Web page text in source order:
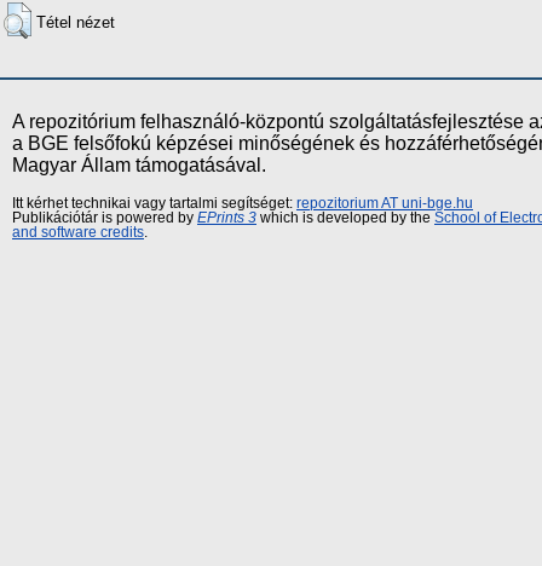
Tétel nézet
A repozitórium felhasználó-központú szolgáltatásfejlesztése
a BGE felsőfokú képzései minőségének és
Magyar Állam támogatásával.
Itt kérhet technikai vagy tartalmi segítséget: repozitorium AT uni-bge.hu
Publikációtár is powered by EPrints 3 which is developed by the School of
and software credits